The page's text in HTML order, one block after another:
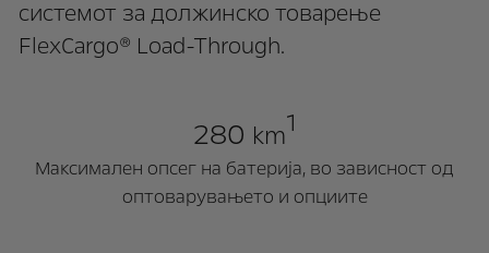
системот за должинско товарење
FlexCargo® Load-Through.
280 km1
Mаксимален опсег на батерија, во зависност од
оптоварувањето и опциите